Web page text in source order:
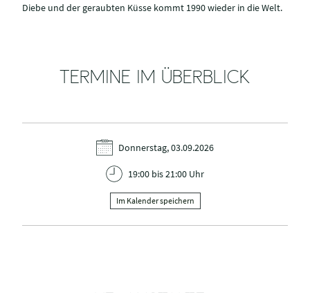
Diebe und der geraubten Küsse kommt 1990 wieder in die Welt.
TERMINE IM ÜBERBLICK
Donnerstag, 03.09.2026
19:00 bis 21:00 Uhr
Im Kalender speichern